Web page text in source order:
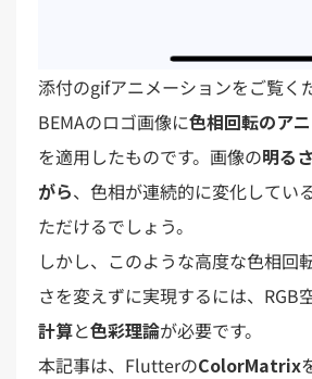
添付のgifアニメーションをご覧く
BEMAのロゴ画像に色相回転のア
を適用したものです。画像の明る
がら、色相が連続的に変化してい
ただけるでしょう。
しかし、このような高度な色相回
さを変えずに実現するには、RGB
計算と色彩理論が必要です。
本記事は、FlutterのColorMatrix